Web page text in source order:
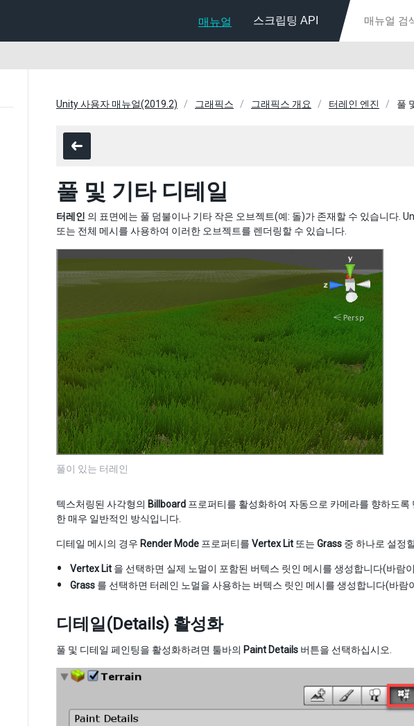
매뉴얼 스크립팅 API
Unity 사용자 매뉴얼(2019.2) 그래픽스 그래픽스 개요 터레인 엔진 풀
풀 및 기타 디테일
터레인 의 표면에는 풀 덤불이나 기타 작은 오브젝트(예: 돌)가 존재할 수 있습니다.
또는 전체 메시를 사용하여 이러한 오브젝트를 렌더링할 수 있습니다.
풀이 있는 터레인
텍스처링된 사각형의 Billboard 프로퍼티를 활성화하여 자동으로 카메라를 향하도
한 매우 일반적인 방식입니다.
디테일 메시의 경우 Render Mode 프로퍼티를 Vertex Lit 또는 Grass 중 하나로 설정
Vertex Lit 을 선택하면 실제 노멀이 포함된 버텍스 릿인 메시를 생성합니다(바람
Grass 를 선택하면 터레인 노멀을 사용하는 버텍스 릿인 메시를 생성합니다(바람
디테일(Details) 활성화
풀 및 디테일 페인팅을 활성화하려면 툴바의 Paint Details 버튼을 선택하십시오.